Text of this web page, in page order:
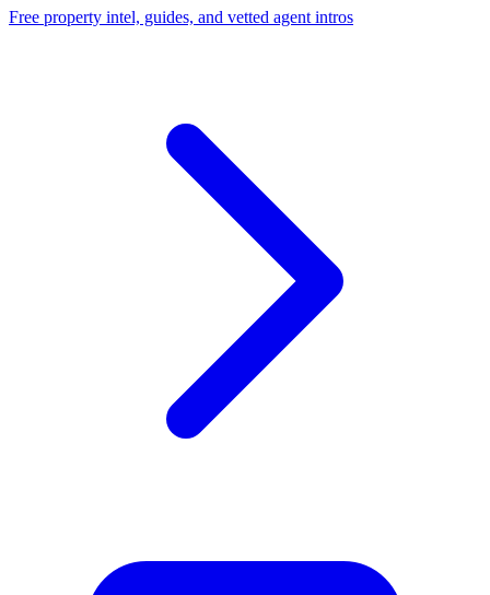
Free property intel, guides, and vetted agent intros